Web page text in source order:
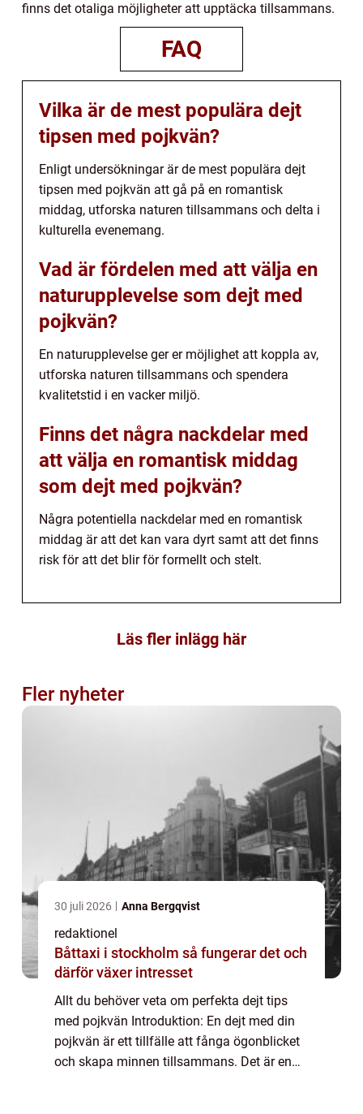
finns det otaliga möjligheter att upptäcka tillsammans.
FAQ
Vilka är de mest populära dejt
tipsen med pojkvän?
Enligt undersökningar är de mest populära dejt
tipsen med pojkvän att gå på en romantisk
middag, utforska naturen tillsammans och delta i
kulturella evenemang.
Vad är fördelen med att välja en
naturupplevelse som dejt med
pojkvän?
En naturupplevelse ger er möjlighet att koppla av,
utforska naturen tillsammans och spendera
kvalitetstid i en vacker miljö.
Finns det några nackdelar med
att välja en romantisk middag
som dejt med pojkvän?
Några potentiella nackdelar med en romantisk
middag är att det kan vara dyrt samt att det finns
risk för att det blir för formellt och stelt.
Läs fler inlägg här
Fler nyheter
30 juli 2026 Anna Bergqvist
redaktionel
Båttaxi i stockholm så fungerar det och
därför växer intresset
Allt du behöver veta om perfekta dejt tips
med pojkvän Introduktion: En dejt med din
pojkvän är ett tillfälle att fånga ögonblicket
och skapa minnen tillsammans. Det är en